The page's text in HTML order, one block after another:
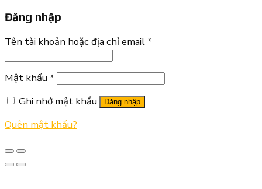
Đăng nhập
Tên tài khoản hoặc địa chỉ email*
Mật khẩu *
Ghi nhớ mật khẩu
Đăng nhập
Quên mật khẩu?